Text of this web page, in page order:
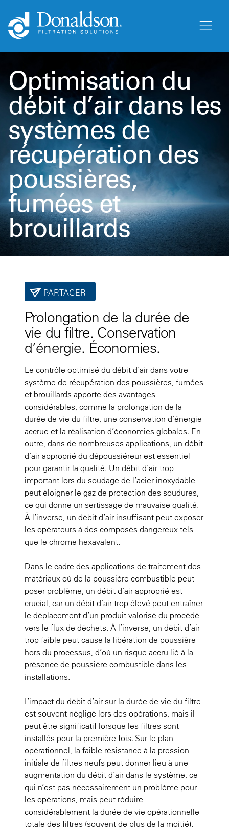
Optimisation du
débit d’air dans les
systèmes de
récupération des
poussières,
fumées et
brouillards
PARTAGER
Prolongation de la durée de
vie du filtre. Conservation
d’énergie. Économies.
Le contrôle optimisé du débit d’air dans votre
système de récupération des poussières, fumées
et brouillards apporte des avantages
considérables, comme la prolongation de la
durée de vie du filtre, une conservation d’énergie
accrue et la réalisation d’économies globales. En
outre, dans de nombreuses applications, un débit
d’air approprié du dépoussiéreur est essentiel
pour garantir la qualité. Un débit d’air trop
important lors du soudage de l’acier inoxydable
peut éloigner le gaz de protection des soudures,
ce qui donne un sertissage de mauvaise qualité.
À l’inverse, un débit d’air insuffisant peut exposer
les opérateurs à des composés dangereux tels
que le chrome hexavalent.
Dans le cadre des applications de traitement des
matériaux où de la poussière combustible peut
poser problème, un débit d’air approprié est
crucial, car un débit d’air trop élevé peut entraîner
le déplacement d’un produit valorisé du procédé
vers le flux de déchets. À l’inverse, un débit d’air
trop faible peut cause la libération de poussière
hors du processus, d’où un risque accru lié à la
présence de poussière combustible dans les
installations.
L’impact du débit d’air sur la durée de vie du filtre
est souvent négligé lors des opérations, mais il
peut être significatif lorsque les filtres sont
installés pour la première fois. Sur le plan
opérationnel, la faible résistance à la pression
initiale de filtres neufs peut donner lieu à une
augmentation du débit d’air dans le système, ce
qui n’est pas nécessairement un problème pour
les opérations, mais peut réduire
considérablement la durée de vie opérationnelle
totale des filtres (souvent de plus de la moitié).